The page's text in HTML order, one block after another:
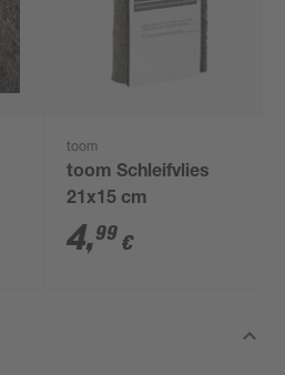
toom
toom Schleifvlies
21x15 cm
4,99 €